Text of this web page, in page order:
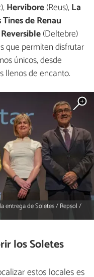
Hervibore(Reus),La
de Renau
Reversible(Deltebre)
que permiten disfrutar
únicos, desde
llenos de encanto.
entrega de Soletes / Repsol /
los Soletes
estos locales es